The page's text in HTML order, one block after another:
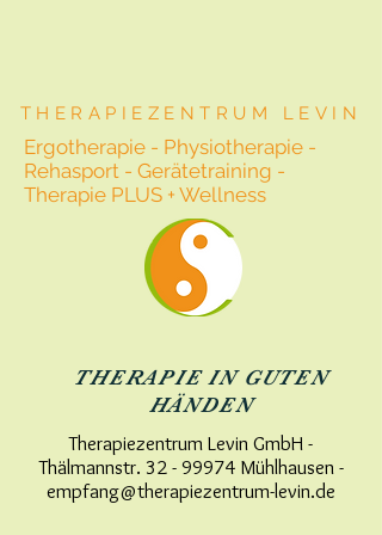
THERAPIEZENTRUM LEVIN
Ergotherapie - Physiotherapie -
Rehasport - Gerätetraining -
Therapie PLUS + Wellness
THERAPIE IN GUTEN
HÄNDEN
Therapiezentrum Levin GmbH -
Thälmannstr. 32 - 99974 Mühlhausen -
empfang@therapiezentrum-levin.de